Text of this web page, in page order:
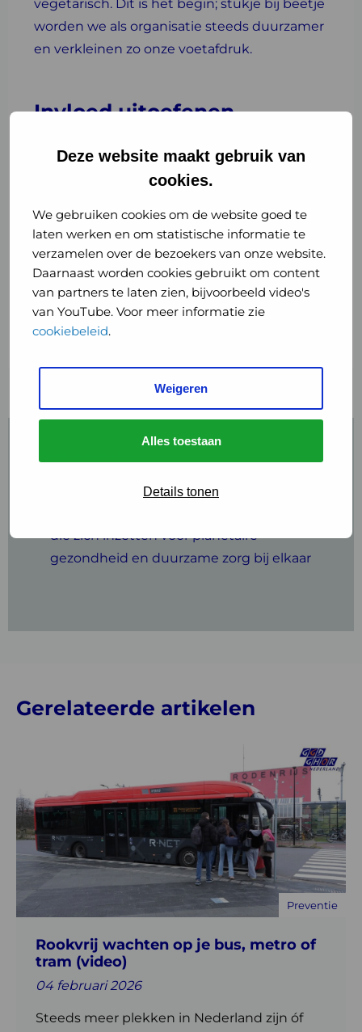
Deze website maakt gebruik van
cookies.
We gebruiken cookies om de website goed te
laten werken en om statistische informatie te
verzamelen over de bezoekers van onze website.
Daarnaast worden cookies gebruikt om content
van partners te laten zien, bijvoorbeeld video's
van YouTube. Voor meer informatie zie
cookiebeleid.
Weigeren
Alles toestaan
Details tonen
vegetarisch. Dit is het begin; stukje bij beetje
worden we als organisatie steeds duurzamer
en verkleinen zo onze voetafdruk.
Invloed uitoefenen
Als GGD GHOR Nederland geven we onze
mening en proberen we invloed uit te
staan. Daarom hebben we een
position paper Planetaire gezondheid en de
rol van de GGD
gemaakt. We dragen daarin uit wat onze visie
en missie is en hoe onze inzet op planetaire
gezondheid daar naadloos bij aansluit.
Green Deal Duurzame Zorg 3.0
die zich inzetten voor planetaire
gezondheid en duurzame zorg bij elkaar
Gerelateerde artikelen
Rookvrij wachten op je bus, metro of
tram (video)
04 februari 2026
Steeds meer plekken in Nederland zijn óf
Preventie
Rookvrij
wachten
metro
tram
(video)